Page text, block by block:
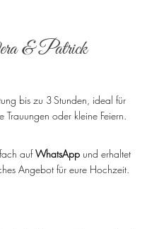
& Patrick
bis zu 3 Stunden, ideal für
Trauungen oder kleine Feiern.
aufWhatsAppund erhaltet
Angebot für eure Hochzeit.